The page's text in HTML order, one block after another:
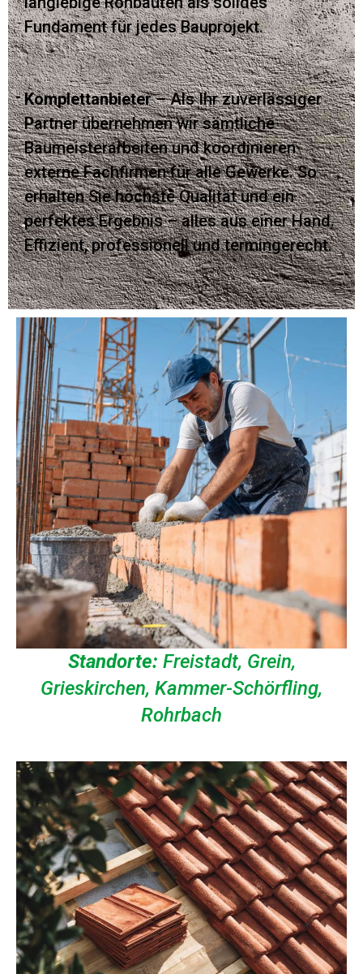
Fundament für jedes Bauprojekt.
Komplettanbieter– Als Ihr zuverlässiger
Partner übernehmen wir sämtliche
Baumeisterarbeiten und koordinieren
externe Fachfirmen für alle Gewerke. So
erhalten Sie höchste Qualität und ein
perfektes Ergebnis – alles aus einer Hand.
Effizient, professionell und termingerecht.
Standorte: Freistadt, Grein,
Grieskirchen, Kammer-Schörfling,
Rohrbach